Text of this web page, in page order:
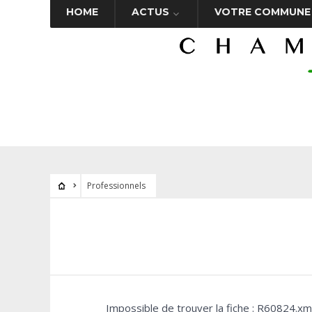
HOME ACTUS VOTRE COMMUNE
Professionnels
Impossible de trouver la fiche :